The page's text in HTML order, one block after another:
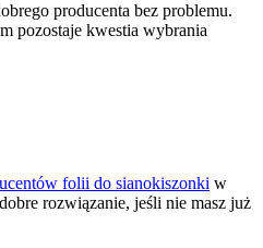
producenta bez problemu.
pozostaje kwestia wybrania
folii do sianokiszonki w
rozwiązanie, jeśli nie masz już